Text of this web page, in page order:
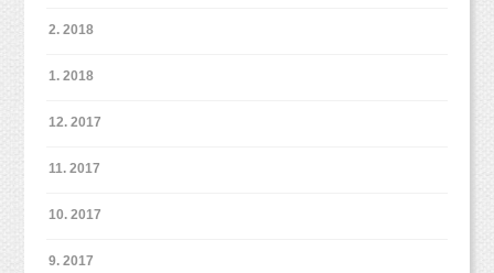
2. 2018
1. 2018
12. 2017
11. 2017
10. 2017
9. 2017